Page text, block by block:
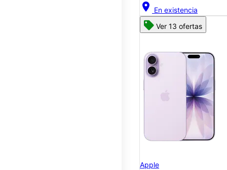
location_on En existencia
Ver 13 ofertas
Apple